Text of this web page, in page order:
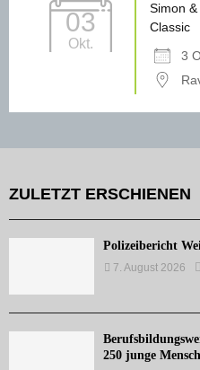
03
Okt.
Simon
Classic
3
ZULETZT ERSCHIENEN
Polizeibericht
7. August 2026
250 junge